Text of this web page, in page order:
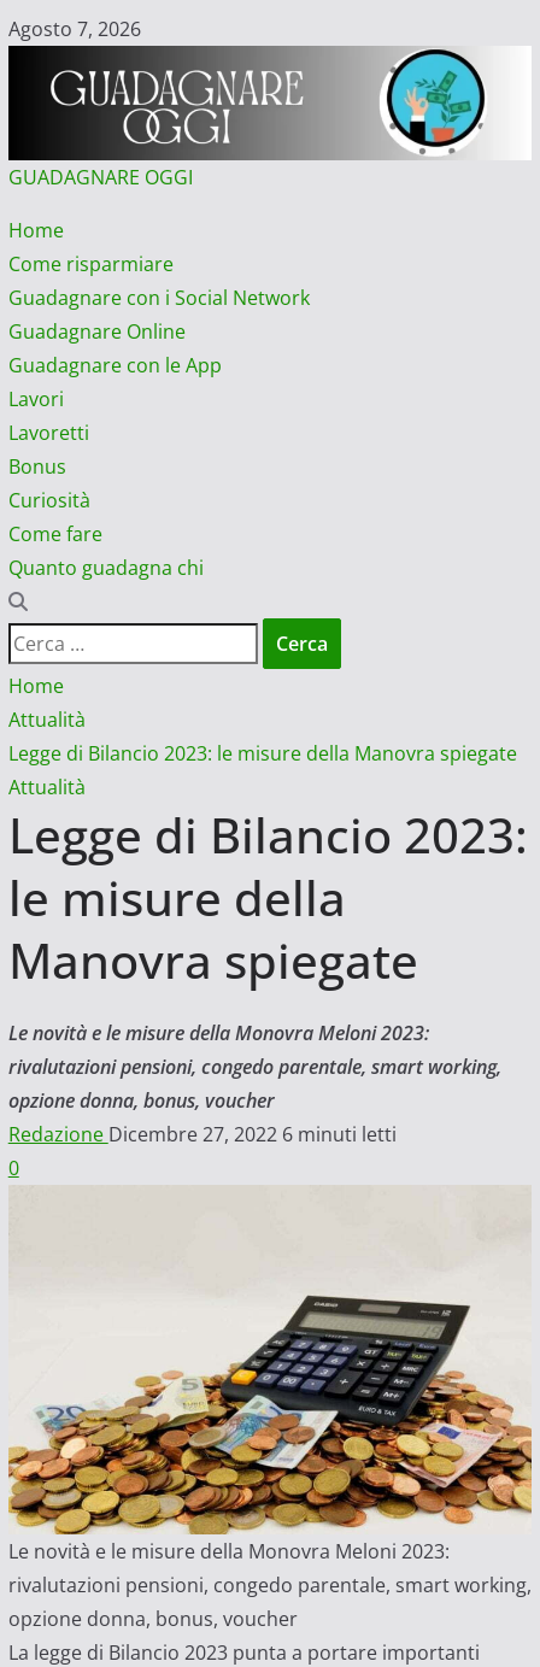
Vai
contenuto
Agosto 7, 2026
GUADAGNARE OGGI
Menu
principale
Home
Come risparmiare
Guadagnare con i Social Network
Guadagnare Online
Guadagnare con le App
Lavori
Lavoretti
Bonus
Curiosità
Come fare
Quanto guadagna chi
Ricerca
per:
Home
Attualità
Legge di Bilancio 2023: le misure della Manovra spiegate
Attualità
Legge di Bilancio 2023:
le misure della
Manovra spiegate
Le novità e le misure della Monovra Meloni 2023:
rivalutazioni pensioni, congedo parentale, smart working,
opzione donna, bonus, voucher
Redazione Dicembre 27, 2022 6 minuti letti
0
Le novità e le misure della Monovra Meloni 2023:
rivalutazioni pensioni, congedo parentale, smart working,
opzione donna, bonus, voucher
La legge di Bilancio 2023 punta a portare importanti